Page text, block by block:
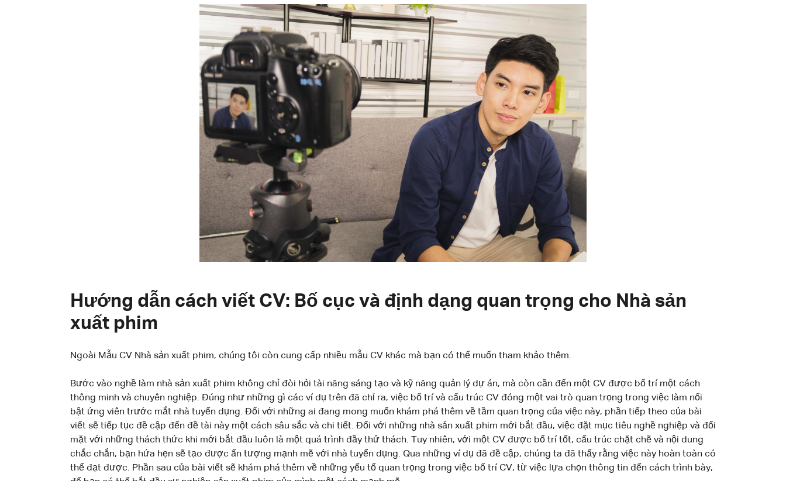
Hướng dẫn cách viết CV: Bố cục và định dạng quan trọng cho Nhà sản
xuất phim
Ngoài Mẫu CV Nhà sản xuất phim, chúng tôi còn cung cấp nhiều mẫu CV khác mà bạn có thể muốn tham khảo thêm.
Bước vào nghề làm nhà sản xuất phim không chỉ đòi hỏi tài năng sáng tạo và kỹ năng quản lý dự án, mà còn cần đến một CV được bố trí một cách
thông minh và chuyên nghiệp. Đúng như những gì các ví dụ trên đã chỉ ra, việc bố trí và cấu trúc CV đóng một vai trò quan trọng trong việc làm nổi
bật ứng viên trước mắt nhà tuyển dụng. Đối với những ai đang mong muốn khám phá thêm về tầm quan trọng của việc này, phần tiếp theo của bài
viết sẽ tiếp tục đề cập đến đề tài này một cách sâu sắc và chi tiết. Đối với những nhà sản xuất phim mới bắt đầu, việc đặt mục tiêu nghề nghiệp và đối
mặt với những thách thức khi mới bắt đầu luôn là một quá trình đầy thử thách. Tuy nhiên, với một CV được bố trí tốt, cấu trúc chặt chẽ và nội dung
chắc chắn, bạn hứa hẹn sẽ tạo được ấn tượng mạnh mẽ với nhà tuyển dụng. Qua những ví dụ đã đề cập, chúng ta đã thấy rằng việc này hoàn toàn có
thể đạt được. Phần sau của bài viết sẽ khám phá thêm về những yếu tố quan trọng trong việc bố trí CV, từ việc lựa chọn thông tin đến cách trình bày,